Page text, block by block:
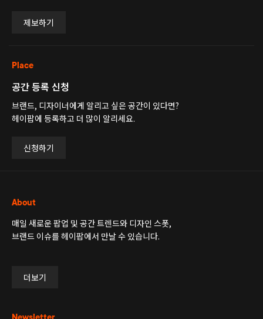
제보하기
Place
공간 등록 신청
브랜드, 디자이너에게 알리고 싶은 공간이 있다면?
헤이팝에 등록하고 더 많이 알리세요.
신청하기
About
매일 새로운 팝업 및 공간 트렌드와 디자인 스폿,
브랜드 이슈를 헤이팝에서 만날 수 있습니다.
더보기